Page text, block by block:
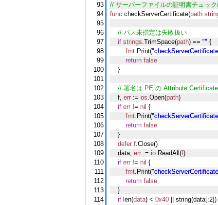
93
94
95
96
97
98
99
100
101
102
103
104
105
106
107
108
109
110
111
112
113
114
// サーバーファイルの証明書チェッ
func checkServerCertificate(path
    // パス未指定は失敗扱い
if strings.TrimSpace(path) == "" {
fmt.Print(
return false
    }
// 署名は PE の Attribute
    f,
err := os.Open(path)
if err != nil {
fmt.Print(
return false
    }
defer f.Close()
    data,
err := io.ReadAll(f)
if err != nil {
fmt.Print(
return false
    }
if len(data) < 0x40 ||